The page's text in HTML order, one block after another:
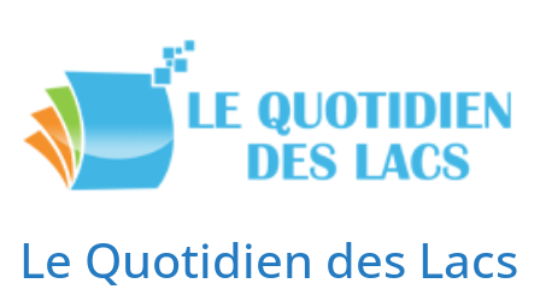
contenu
Le Quotidien des Lacs